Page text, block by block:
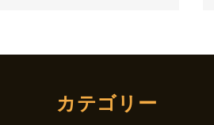
カテゴリー